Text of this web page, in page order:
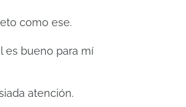
como ese.
es bueno para mí
atención.